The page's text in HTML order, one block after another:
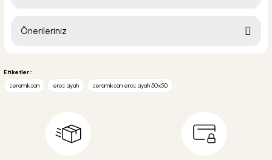
Önerileriniz
yetersiz gördüğünüz noktaları öneri formunu kullanarak tarafımıza
Görüş ve önerileriniz için teşekkür ederiz.
Ürün resmi kalitesiz, bozuk veya görüntülenemiyor.
Ürün açıklamasında eksik bilgiler bulunuyor.
Etiketler :
seramiksan
eros siyah seramiksan eros siyah 50x50